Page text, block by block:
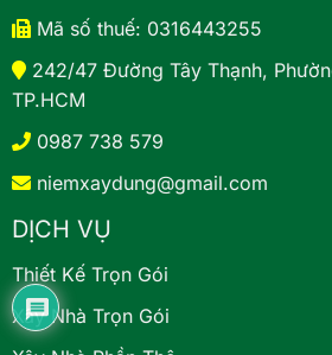
Mã số thuế: 0316443255
242/47 Đường Tây Thạnh,
TP.HCM
0987 738 579
niemxaydung@gmail.com
DỊCH VỤ
Thiết Kế Trọn Gói
Xây Nhà Trọn Gói